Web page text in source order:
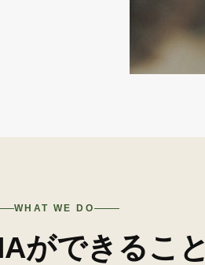
WHAT WE DO
ができること